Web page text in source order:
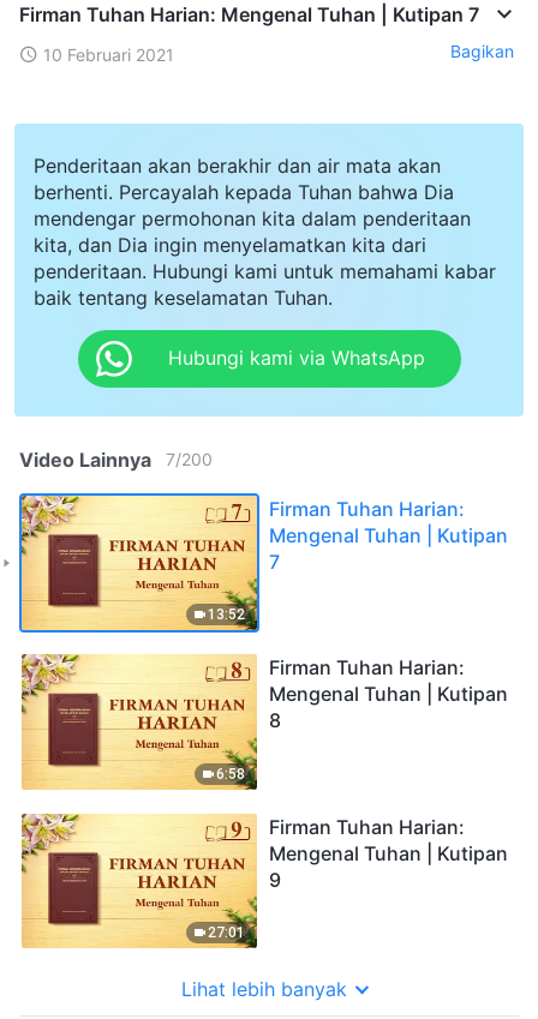
Firman Tuhan Harian: Mengenal Tuhan | Kutipan 7
10 Februari 2021 Bagikan
Penderitaan akan berakhir dan air mata akan
berhenti. Percayalah kepada Tuhan bahwa Dia
mendengar permohonan kita dalam penderitaan
kita, dan Dia ingin menyelamatkan kita dari
penderitaan. Hubungi kami untuk memahami kabar
baik tentang keselamatan Tuhan.
Hubungi kami via WhatsApp
Video Lainnya 7/200
13:52
Firman Tuhan Harian:
Mengenal Tuhan | Kutipan
7
6:58
Firman Tuhan Harian:
Mengenal Tuhan | Kutipan
8
27:01
Firman Tuhan Harian:
Mengenal Tuhan | Kutipan
9
Lihat lebih banyak